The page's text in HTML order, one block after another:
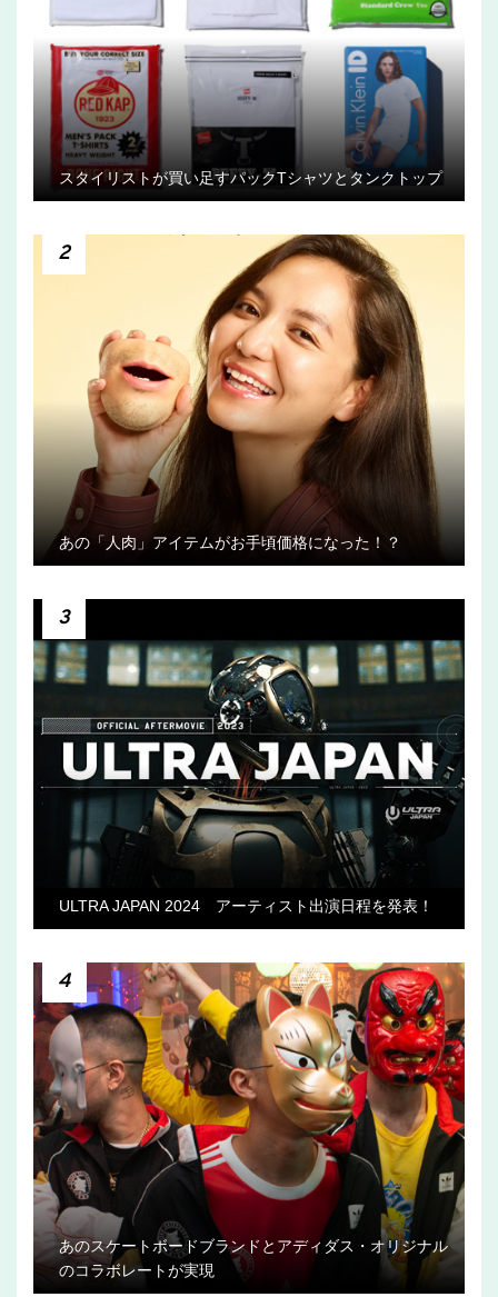
スタイリストが買い足すパックTシャツとタンクトップ
2
あの「人肉」アイテムがお手頃価格になった！？
3
ULTRA JAPAN 2024 アーティスト出演日程を発表！
4
あのスケートボードブランドとアディダス・オリジナル
のコラボレートが実現